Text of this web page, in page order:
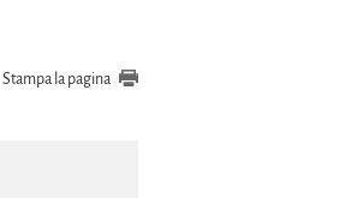
Stampa la pagina